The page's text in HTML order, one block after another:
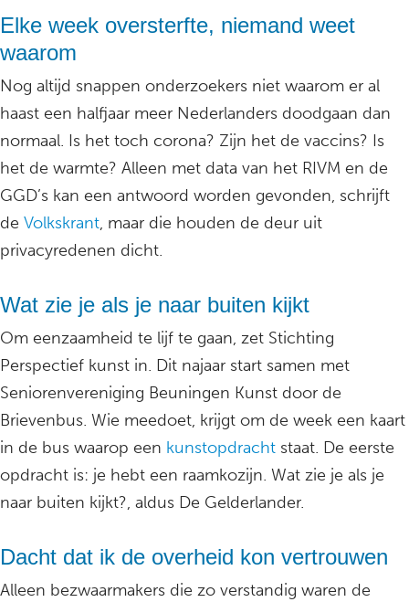
Elke week oversterfte, niemand weet
waarom
Nog altijd snappen onderzoekers niet waarom er al
haast een halfjaar meer Nederlanders doodgaan dan
normaal. Is het toch corona? Zijn het de vaccins? Is
het de warmte? Alleen met data van het RIVM en de
GGD’s kan een antwoord worden gevonden, schrijft
de Volkskrant, maar die houden de deur uit
privacyredenen dicht.
Wat zie je als je naar buiten kijkt
Om eenzaamheid te lijf te gaan, zet Stichting
Perspectief kunst in. Dit najaar start samen met
Seniorenvereniging Beuningen Kunst door de
Brievenbus. Wie meedoet, krijgt om de week een kaart
in de bus waarop een kunstopdracht staat. De eerste
opdracht is: je hebt een raamkozijn. Wat zie je als je
naar buiten kijkt?, aldus De Gelderlander.
Dacht dat ik de overheid kon vertrouwen
Alleen bezwaarmakers die zo verstandig waren de